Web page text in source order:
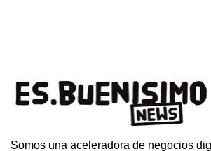
Somos una aceleradora de negocios